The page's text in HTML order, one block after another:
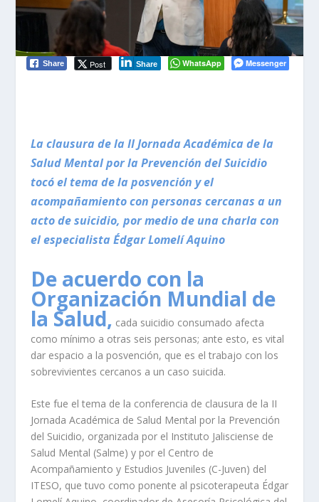
Share Post Share WhatsApp Messenger
La clausura de la II Jornada Académica de la
Salud Mental por la Prevención del Suicidio
tocó el tema de la posvención y el
acompañamiento con personas cercanas a un
acto de suicidio, por medio de una charla con
el especialista Édgar Lomelí Aquino
De acuerdo con la
Organización Mundial de
la Salud, cada suicidio consumado afecta
como mínimo a otras seis personas; ante esto, es vital
dar espacio a la posvención, que es el trabajo con los
sobrevivientes cercanos a un caso suicida.
Este fue el tema de la conferencia de clausura de la II
Jornada Académica de Salud Mental por la Prevención
del Suicidio, organizada por el Instituto Jalisciense de
Salud Mental (Salme) y por el Centro de
Acompañamiento y Estudios Juveniles (C-Juven) del
ITESO, que tuvo como ponente al psicoterapeuta Édgar